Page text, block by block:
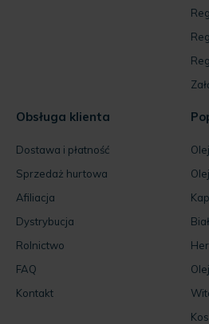
Obsługa klienta
Dostawa i płatność
Sprzedaż hurtowa
Afiliacja
Dystrybucja
Rolnictwo
FAQ
Kontakt